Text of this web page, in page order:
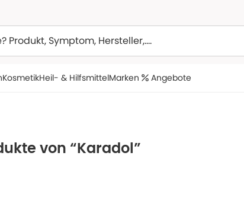
KosmetikHeil- & HilfsmittelMarken Angebote
von “Karadol”